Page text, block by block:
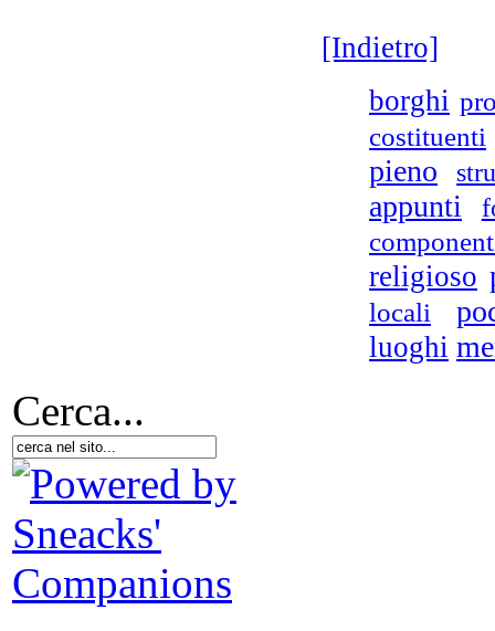
[Indietro]
borghi
costituenti
pieno
appunti
religioso
locali
luoghi
Cerca...